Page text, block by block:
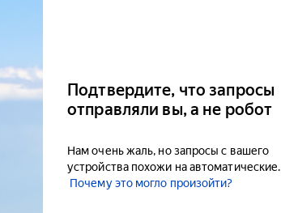
Подтвердите, что запросы
отправляли вы, а не робот
Нам очень жаль, но запросы с вашего
устройства похожи на автоматические.
Почему это могло произойти?